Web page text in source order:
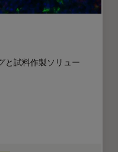
と試料作製ソリュー